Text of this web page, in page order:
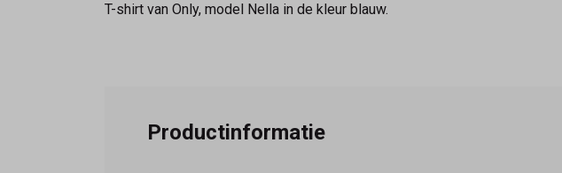
T-shirt van Only, model Nella in de kleur blauw.
Productinformatie